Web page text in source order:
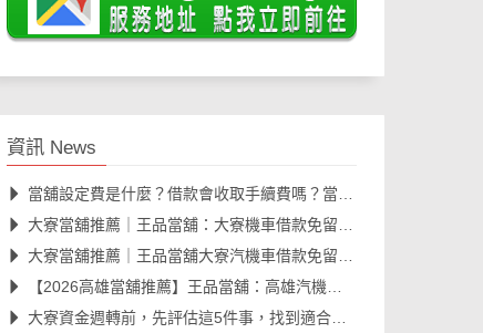
資訊 News
當舖設定費是什麼？借款會收取手續費嗎？當舖借款費用與規範一次看懂
大寮當舖推薦｜王品當舖：大寮機車借款免留車、汽車融資合法快速撥款
大寮當舖推薦｜王品當舖大寮汽機車借款免留車，工業區朋友最放心選擇
【2026高雄當舖推薦】王品當舖：高雄汽機車借款免留車、線上安全諮詢、資金周轉大
大寮資金週轉前，先評估這5件事，找到適合自己的借款方式